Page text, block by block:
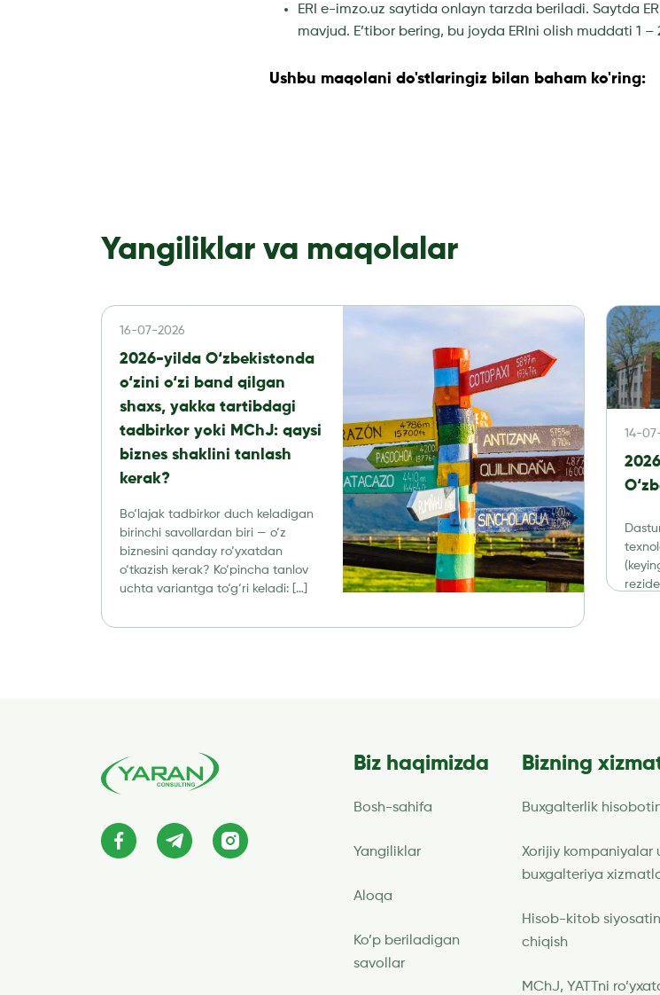
ERI e-imzo.uz saytida onlayn tarzda beriladi. Saytda
mavjud. E’tibor bering, bu joyda ERIni olish muddati 1 –
Ushbu maqolani do'stlaringiz bilan baham ko'ring:
Yangiliklar va maqolalar
16-07-2026
2026-yilda O‘zbekistonda
o‘zini o‘zi band qilgan
shaxs, yakka tartibdagi
tadbirkor yoki MChJ: qaysi
biznes shaklini tanlash
kerak?
Bo‘lajak tadbirkor duch keladigan
birinchi savollardan biri — o‘z
biznesini qanday ro‘yxatdan
o‘tkazish kerak? Ko‘pincha tanlov
uchta variantga to‘g‘ri keladi: […]
14-
Biz haqimizda
Bosh-sahifa
Yangiliklar
Aloqa
Ko’p beriladigan
savollar
Bizning
Buxgalterlik
Xorijiy kompaniyalar
buxgalteriya
Hisob-kitob
chiqish
MChJ, YATTni